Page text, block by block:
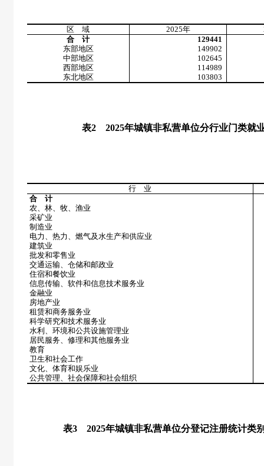
区 域 2025年
合 计
129441
东部地区
149902
中部地区
102645
西部地区
114989
东北地区
103803
表2 2025年城镇非私营单位分行业门类就
行 业
合 计
农、林、牧、渔业
采矿业
制造业
电力、热力、燃气及水生产和供应业
建筑业
批发和零售业
交通运输、仓储和邮政业
住宿和餐饮业
信息传输、软件和信息技术服务业
金融业
房地产业
租赁和商务服务业
科学研究和技术服务业
水利、环境和公共设施管理业
居民服务、修理和其他服务业
教育
卫生和社会工作
文化、体育和娱乐业
公共管理、社会保障和社会组织
表3 2025年城镇非私营单位分登记注册统计类